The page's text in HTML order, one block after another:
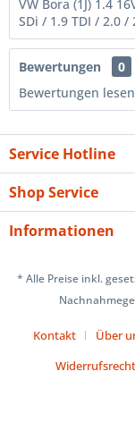
VW Bora (1J) 1.4
SDi / 1.9 TDI / 2.0 /
Bewertungen
0
Bewertungen
Service Hotline
Shop Service
Informationen
* Alle Preise inkl.
Kontakt Über
Widerrufsrecht